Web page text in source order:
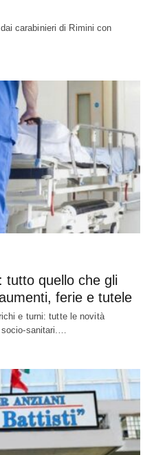
carabinieri di Rimini con
tutto quello che gli
ferie e tutele
e turni: tutte le novità
sanitari.…